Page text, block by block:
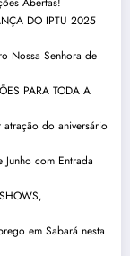
DO IPTU 2025
Nossa Senhora de
PARA TODA A
do aniversário
Junho com Entrada
em Sabará nesta